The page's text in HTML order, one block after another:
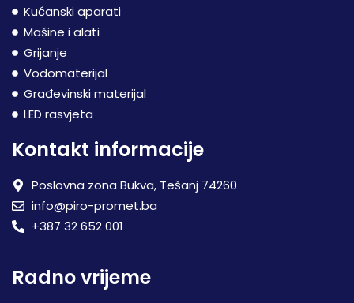
Kućanski aparati
Mašine i alati
Grijanje
Vodomaterijal
Građevinski materijal
LED rasvjeta
Kontakt informacije
Poslovna zona Bukva, Tešanj 74260
info@piro-promet.ba
+387 32 652 001
Radno vrijeme